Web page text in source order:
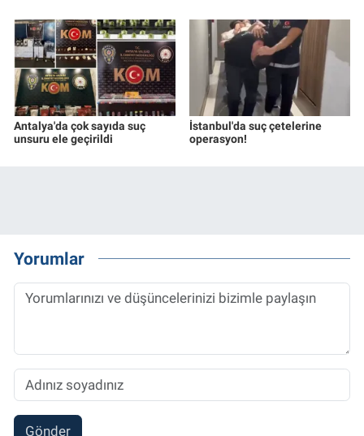
Antalya'da çok sayıda suç
unsuru ele geçirildi
İstanbul'da suç çetelerine
operasyon!
Yorumlar
Gönder